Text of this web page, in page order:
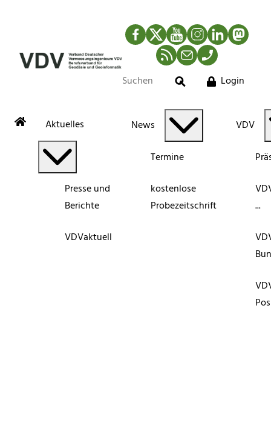
Facebook
TwitterYouTubeInstagram
LinkedIn
RSS-Newsfeed
MailTelefon
Suche
Login
Aktuelles
Presse und
Berichte
VDVaktuell
News
Termine
kostenlose
Probezeitschrift
VDV
...